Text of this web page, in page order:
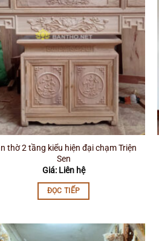
thờ 2 tầng kiểu hiện đại chạm Triện
Sen
Giá: Liên hệ
ĐỌC TIẾP